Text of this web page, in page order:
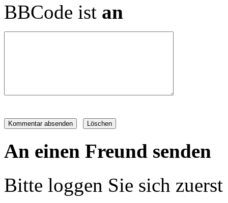
BBCode ist an
An einen Freund senden
Bitte loggen Sie sich